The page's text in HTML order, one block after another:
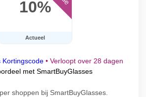
10%
Actueel
Kortingscode • Verloopt over 28 dagen
met SmartBuyGlasses
shoppen bij SmartBuyGlasses.